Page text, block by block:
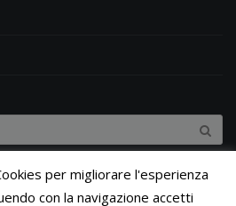
per migliorare l'esperienza
con la navigazione accetti